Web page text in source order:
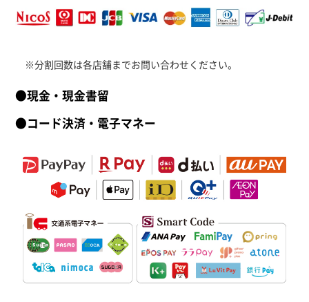
※分割回数は各店舗までお問い合わせください。
●現金・現金書留
●コード決済・電子マネー